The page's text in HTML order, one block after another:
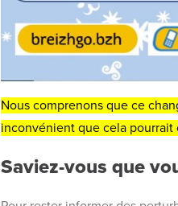
Nous comprenons que ce
inconvénient que cela pourrait
Saviez-vous que